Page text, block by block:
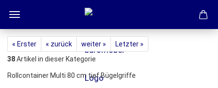
« Erster « zurück weiter »
Letzter »
38Artikel in dieser Kategorie
Rollcontainer Multi 80 cm tief Bügelgriffe